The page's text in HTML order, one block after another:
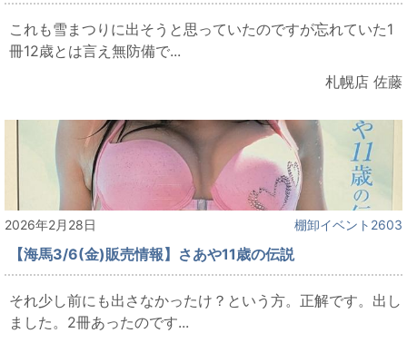
これも雪まつりに出そうと思っていたのですが忘れていた1
冊12歳とは言え無防備で...
札幌店 佐藤
2026年2月28日 棚卸イベント2603
【海馬3/6(金)販売情報】さあや11歳の伝説
それ少し前にも出さなかったけ？という方。正解です。出し
ました。2冊あったのです...